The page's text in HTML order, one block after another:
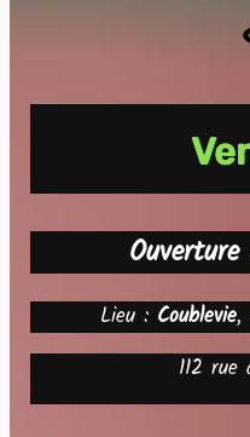
Lieu : Coublevie,
112